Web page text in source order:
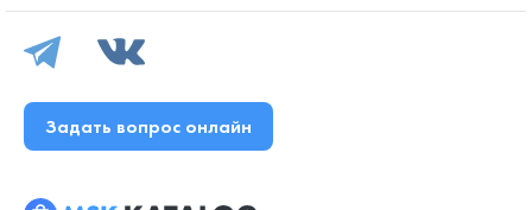
Задать вопрос онлайн